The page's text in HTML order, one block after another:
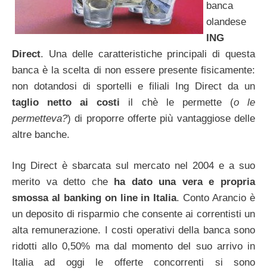
banca
olandese
ING
Direct. Una delle caratteristiche principali di questa
banca è la scelta di non essere presente fisicamente:
non dotandosi di sportelli e filiali Ing Direct da un
taglio netto ai costi il chè le permette (o le
permetteva?) di proporre offerte più vantaggiose delle
altre banche.
Ing Direct è sbarcata sul mercato nel 2004 e a suo
merito va detto che
ha dato una vera e propria
smossa al banking on line in Italia. Conto Arancio è
un deposito di risparmio che consente ai correntisti un
alta remunerazione. I costi operativi della banca sono
ridotti allo 0,50% ma dal momento del suo arrivo in
Italia ad oggi le offerte concorrenti si sono